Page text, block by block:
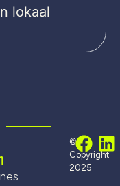
lokaal
©
Copyright
2025